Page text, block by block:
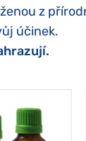
z
účinek.